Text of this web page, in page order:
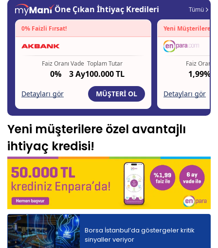
Yeni müşterilere özel avantajlı
ihtiyaç kredisi!
Borsa İstanbul’da göstergeler kritik
sinyaller veriyor